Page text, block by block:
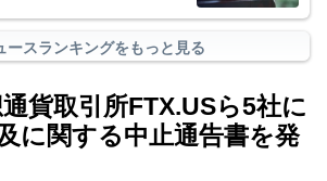
ースランキングをもっと見る
貨取引所FTX.USら5社に
に関する中止通告書を発